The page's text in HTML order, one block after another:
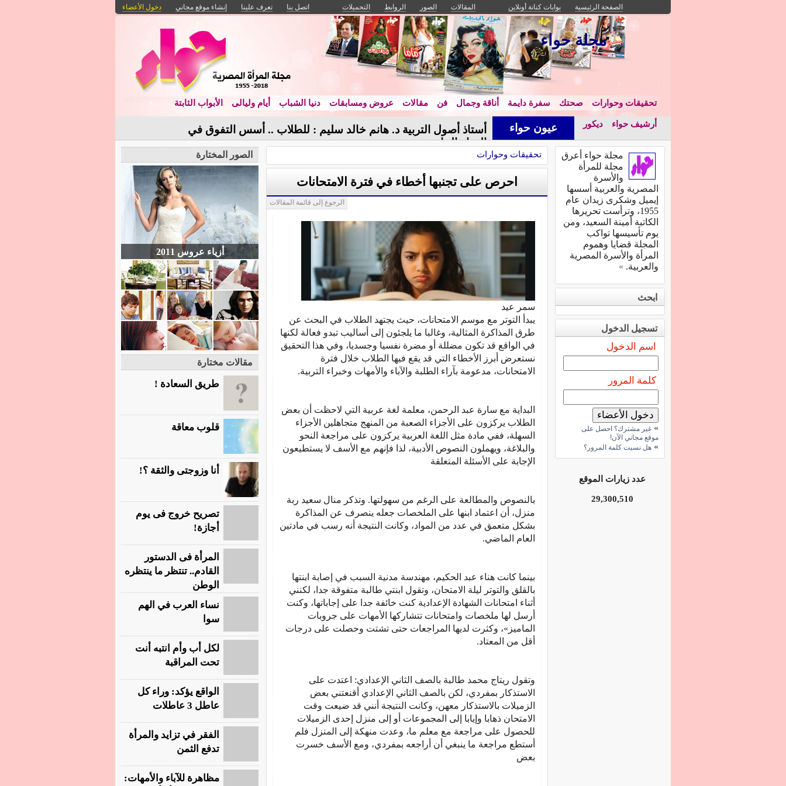
الصفحة الرئيسية بوابات كنانة أونلاين المقالات الصور الروابط التحميلات اتصل بنا تعرف علينا إنشاء موقع مجاني دخول الأعضاء
مجلة حواء
تحقيقات وحوارات صحتك سفرة دايمة أناقة وجمال فن مقالات عروض ومسابقات دنيا الشباب أيام وليالى الأبواب الثابتة
أرشيف حواء ديكور عيون حواء
أستاذ أصول التربية د. هانم خالد سليم : للطلاب .. أسس التفوق في
الحياة الجامعية
تحقيقات وحوارات
احرص على تجنبها أخطاء في فترة الامتحانات
الرجوع إلى قائمة المقالات
سمر عيد
يبدأ التوتر مع موسم الامتحانات، حيث يجتهد الطلاب في البحث عن
طرق المذاكرة المثالية، وغالبا ما يلجئون إلى أساليب تبدو فعالة لكنها
في الواقع قد تكون مضللة أو مضرة نفسيا وجسديا، وفي هذا التحقيق
نستعرض أبرز الأخطاء التي قد يقع فيها الطلاب خلال فترة
الامتحانات، مدعومة بآراء الطلبة والآباء والأمهات وخبراء التربية.
البداية مع سارة عبد الرحمن، معلمة لغة عربية التي لاحظت أن بعض
الطلاب يركزون على الأجزاء الصعبة من المنهج متجاهلين الأجزاء
السهلة، ففي مادة مثل اللغة العربية يركزون على مراجعة النحو
والبلاغة، ويهملون النصوص الأدبية، لذا فإنهم مع الأسف لا يستطيعون
الإجابة على الأسئلة المتعلقة
بالنصوص والمطالعة على الرغم من سهولتها. وتذكر منال سعيد ربة
منزل، أن اعتماد ابنها على الملخصات جعله ينصرف عن المذاكرة
بشكل متعمق في عدد من المواد، وكانت النتيجة أنه رسب في مادتين
العام الماضي.
بينما كانت هناء عبد الحكيم، مهندسة مدنية السبب في إصابة ابنتها
بالقلق والتوتر ليلة الامتحان، وتقول ابنتي طالبة متفوقة جدا، لكنني
أثناء امتحانات الشهادة الإعدادية كنت خائفة جدا على إجاباتها، وكنت
أرسل لها ملخصات وامتحانات تتشاركها الأمهات على جروبات
الماميز»، وكثرت لديها المراجعات حتى تشتت وحصلت على درجات
أقل من المعتاد.
وتقول ريتاج محمد طالبة بالصف الثاني الإعدادي: اعتدت على
الاستذكار بمفردي، لكن بالصف الثاني الإعدادي أقنعتني بعض
الزميلات بالاستذكار معهن، وكانت النتيجة أنني قد ضيعت وقت
الامتحان ذهابا وإيابا إلى المجموعات أو إلى منزل إحدى الزميلات
للحصول على مراجعة مع معلم ما، وعدت منهكة إلى المنزل فلم
أستطع مراجعة ما ينبغي أن أراجعه بمفردي، ومع الأسف خسرت
بعض
مجلة حواء أعرق
مجلة للمرأة
والأسرة
المصرية والعربية أسسها
إيميل وشكرى زيدان عام
1955، وترأست تحريرها
الكاتبة أمينة السعيد، ومن
يوم تأسيسها تواكب
المجلة قضايا وهموم
المرأة والأسرة المصرية
والعربية. »
ابحث
تسجيل الدخول
اسم الدخول
كلمة المرور
» غير مشترك؟ احصل على
موقع مجاني الآن!
» هل نسيت كلمة المرور؟
عدد زيارات الموقع
29,300,510
الصور المختارة
أزياء عروس 2011
مقالات مختارة
طريق السعادة !
قلوب معاقة
أنا وزوجتى والثقة ؟!
تصريح خروج فى يوم
أجازة!
المرأة فى الدستور
القادم.. تنتظر ما ينتظره
الوطن
نساء العرب في الهم
سوا
لكل أب وأم انتبه أنت
تحت المراقبة
الواقع يؤكد: وراء كل
عاطل 3 عاطلات
الفقر في تزايد والمرأة
تدفع الثمن
مظاهرة للآباء والأمهات: